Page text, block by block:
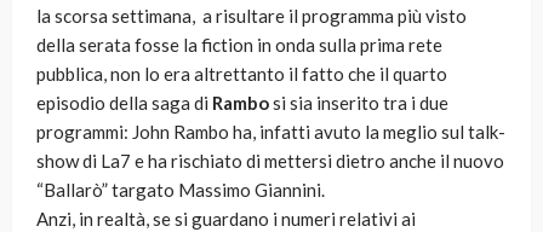
la scorsa settimana, a risultare il programma più visto
della serata fosse la fiction in onda sulla prima rete
pubblica, non lo era altrettanto il fatto che il quarto
episodio della saga di Rambosi sia inserito tra i due
programmi: John Rambo ha, infatti avuto la meglio sul talk-
show di La7 e ha rischiato di mettersi dietro anche il nuovo
“Ballarò” targato Massimo Giannini.
Anzi, in realtà, se si guardano i numeri relativi ai